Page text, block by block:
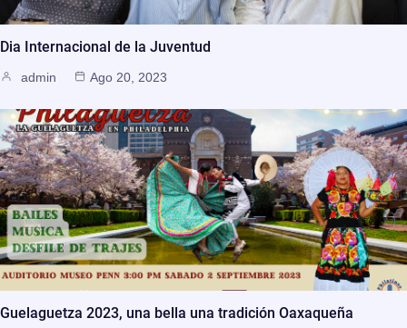
Dia Internacional de la Juventud
admin Ago 20, 2023
Guelaguetza 2023, una bella una tradición Oaxaqueña